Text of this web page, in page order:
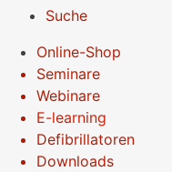
Suche
Online-Shop
Seminare
Webinare
E-learning
Defibrillatoren
Downloads